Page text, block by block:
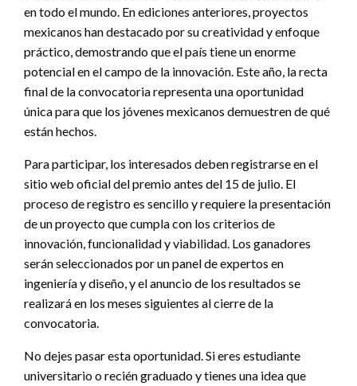
en todo el mundo. En ediciones anteriores, proyectos
mexicanos han destacado por su creatividad y enfoque
práctico, demostrando que el país tiene un enorme
potencial en el campo de la innovación. Este año, la recta
final de la convocatoria representa una oportunidad
única para que los jóvenes mexicanos demuestren de qué
están hechos.
Para participar, los interesados deben registrarse en el
sitio web oficial del premio antes del 15 de julio. El
proceso de registro es sencillo y requiere la presentación
de un proyecto que cumpla con los criterios de
innovación, funcionalidad y viabilidad. Los ganadores
serán seleccionados por un panel de expertos en
ingeniería y diseño, y el anuncio de los resultados se
realizará en los meses siguientes al cierre de la
convocatoria.
No dejes pasar esta oportunidad. Si eres estudiante
universitario o recién graduado y tienes una idea que